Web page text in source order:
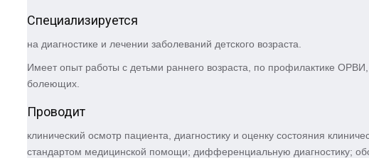
Специализируется
на диагностике и лечении заболеваний детского возраста.
Имеет опыт работы с детьми раннего возраста, по профилактике ОРВИ,
болеющих.
Проводит
клинический осмотр пациента, диагностику и оценку состояния
стандартом медицинской помощи; дифференциальную диагностику;